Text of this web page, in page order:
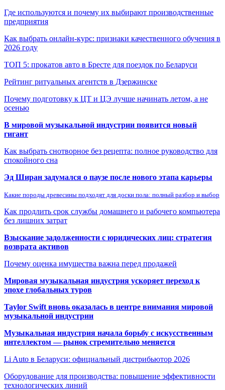
Где используются и почему их выбирают производственные
предприятия
Как выбрать онлайн-курс: признаки качественного обучения в
2026 году
ТОП 5: прокатов авто в Бресте для поездок по Беларуси
Рейтинг ритуальных агентств в Дзержинске
Почему подготовку к ЦТ и ЦЭ лучше начинать летом, а не
осенью
В мировой музыкальной индустрии появится новый
гигант
Как выбрать снотворное без рецепта: полное руководство для
спокойного сна
Эд Ширан задумался о паузе после нового этапа карьеры
Какие породы древесины подходят для доски пола: полный разбор и выбор
Как продлить срок службы домашнего и рабочего компьютера
без лишних затрат
Взыскание задолженности с юридических лиц: стратегия
возврата активов
Почему оценка имущества важна перед продажей
Мировая музыкальная индустрия ускоряет переход к
эпохе глобальных туров
Taylor Swift вновь оказалась в центре внимания мировой
музыкальной индустрии
Музыкальная индустрия начала борьбу с искусственным
интеллектом — рынок стремительно меняется
Li Auto в Беларуси: официальный дистрибьютор 2026
Оборудование для производства: повышение эффективности
технологических линий